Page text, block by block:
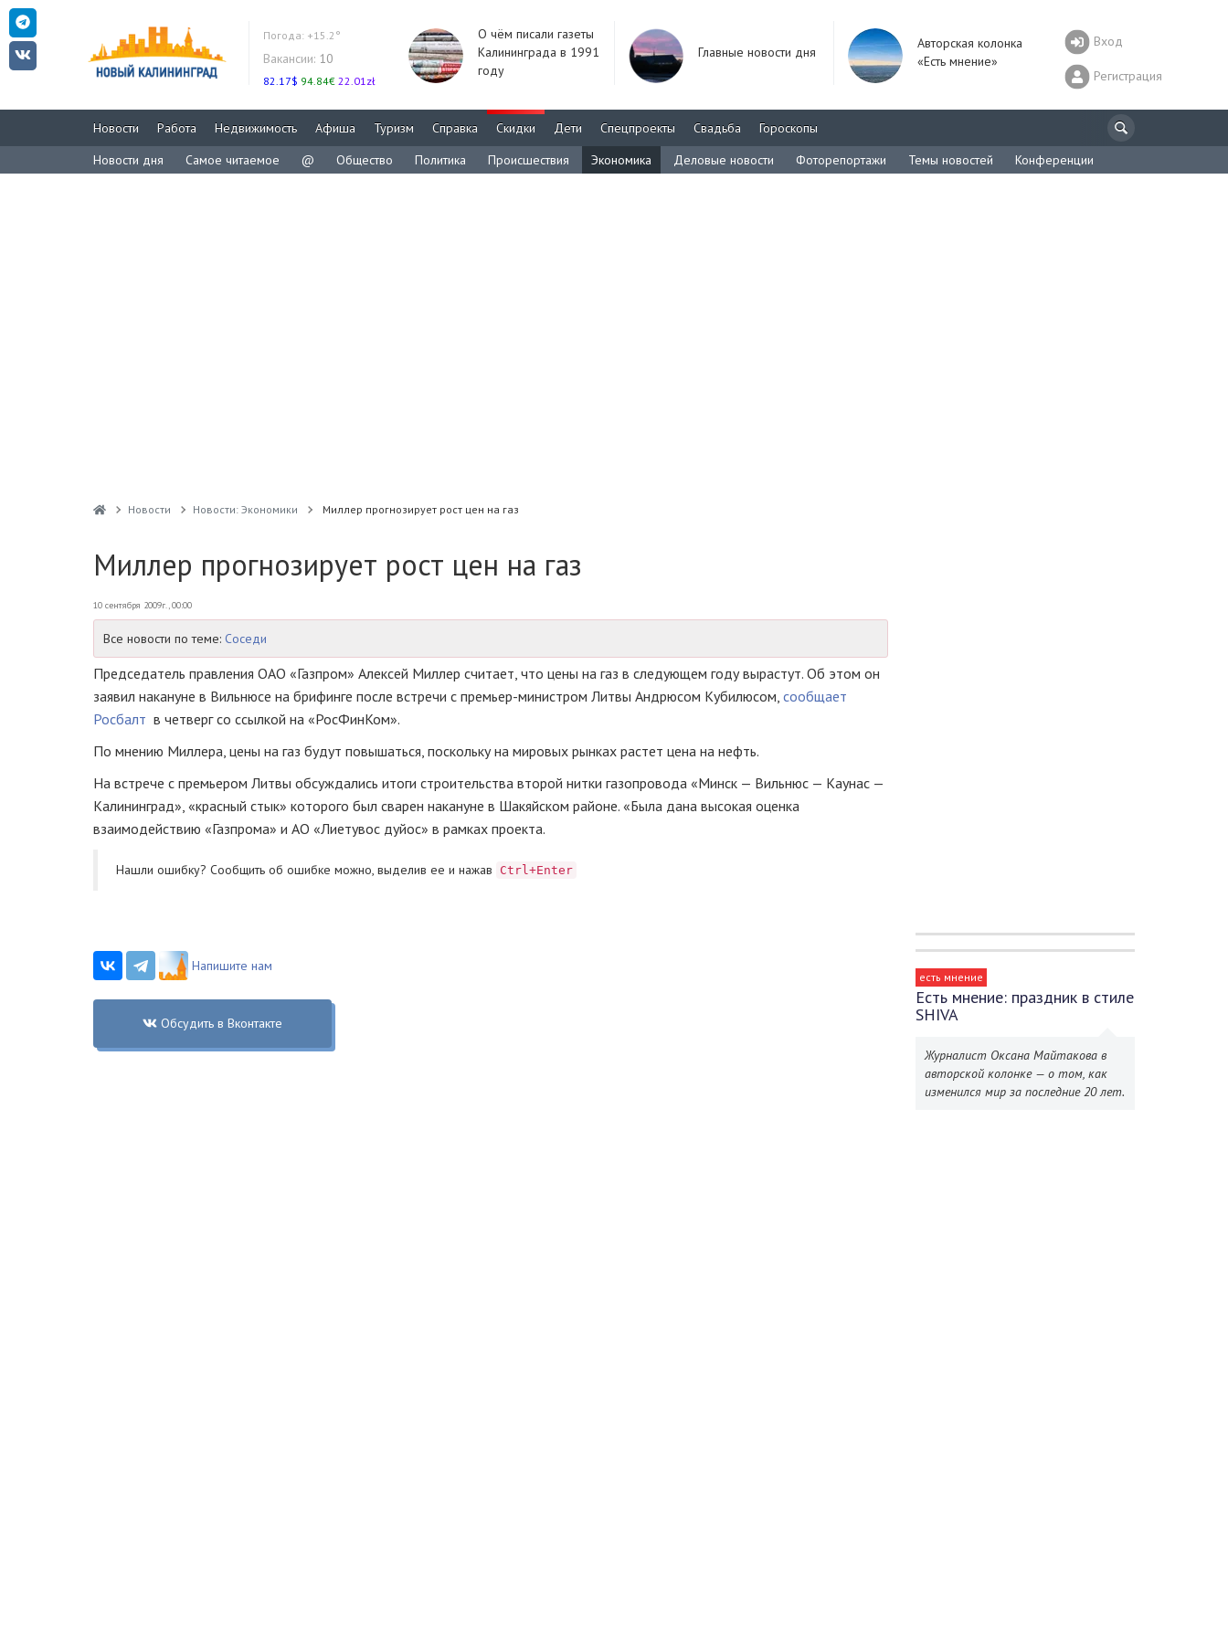
Погода: +15.2°
Вакансии: 10
82.17$ 94.84€ 22.01zł
О чём писали газеты
Калининграда в 1991
году
Главные новости дня
Авторская колонка
«Есть мнение»
Вход
Регистрация
Новости Работа Недвижимость Афиша Туризм Справка Скидки Дети Спецпроекты Свадьба
Гороскопы
Новости дня
Самое читаемое @ Общество Политика Происшествия Экономика Деловые новости Фоторепортажи Темы новостей Конференции
Новости Новости: Экономики Миллер прогнозирует рост цен на газ
Миллер прогнозирует рост цен на газ
10 сентября 2009г., 00:00
Все новости по теме: Соседи
Председатель правления ОАО «Газпром» Алексей Миллер считает, что цены на газ в следующем году вырастут. Об этом он
заявил накануне в Вильнюсе на брифинге после встречи с премьер-министром Литвы Андрюсом Кубилюсом, сообщает
Росбалт в четверг со ссылкой на «РосФинКом».
По мнению Миллера, цены на газ будут повышаться, поскольку на мировых рынках растет цена на нефть.
На встрече с премьером Литвы обсуждались итоги строительства второй нитки газопровода «Минск — Вильнюс — Каунас —
Калининград», «красный стык» которого был сварен накануне в Шакяйском районе. «Была дана высокая оценка
взаимодействию «Газпрома» и АО «Лиетувос дуйос» в рамках проекта.
Нашли ошибку? Cообщить об ошибке можно, выделив ее и нажав Ctrl+Enter
Напишите нам
Обсудить в Вконтакте
есть мнение
Есть мнение: праздник в стиле
SHIVA
Журналист Оксана Майтакова в
авторской колонке — о том, как
изменился мир за последние 20 лет.